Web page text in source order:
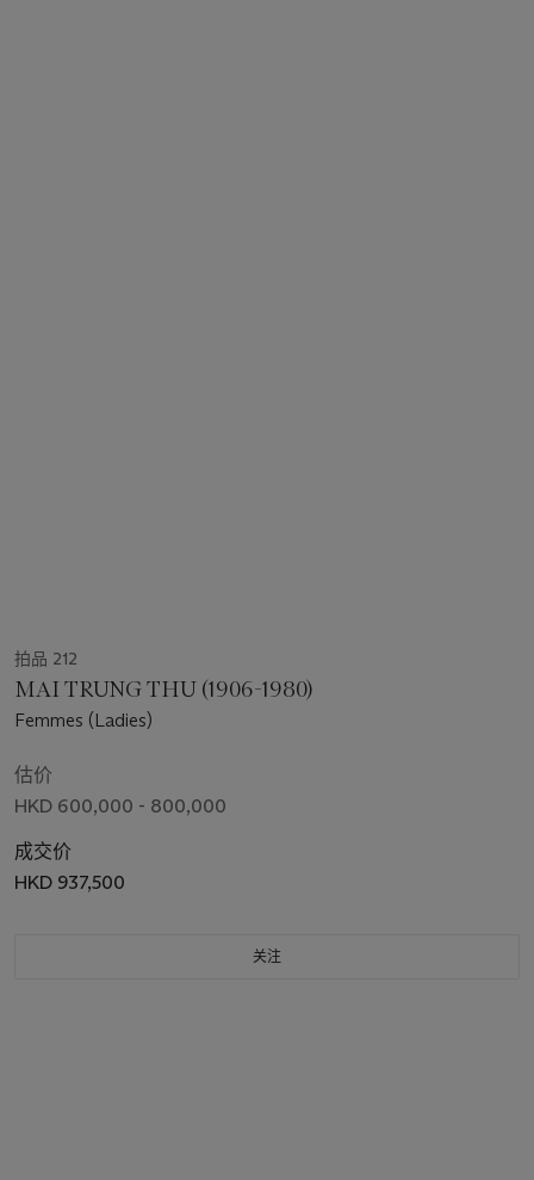
拍品 212
MAI TRUNG THU (1906-1980)
Femmes (Ladies)
估价
HKD 600,000 - 800,000
成交价
HKD 937,500
关注